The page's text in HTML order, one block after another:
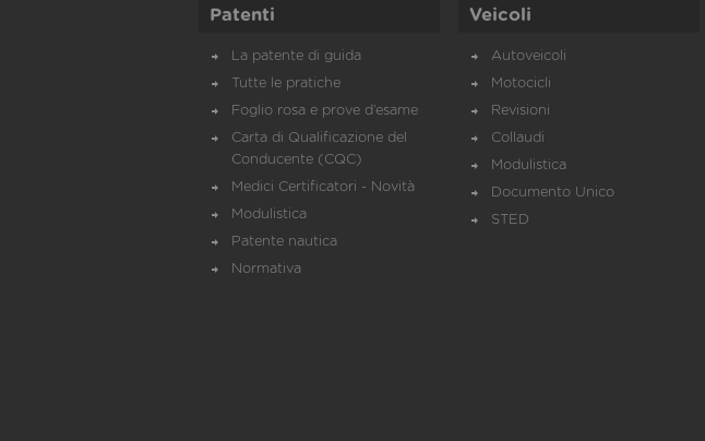
Patenti
La patente di guida
Tutte le pratiche
Foglio rosa e prove d’esame
Carta di Qualificazione del
Conducente (CQC)
Medici Certificatori - Novità
Modulistica
Patente nautica
Normativa
Veicoli
Autoveicoli
Motocicli
Revisioni
Collaudi
Modulistica
Documento Unico
STED